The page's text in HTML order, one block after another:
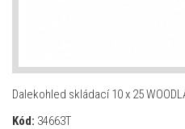
Dalekohled skládací 10 x 25
Kód: 34663T